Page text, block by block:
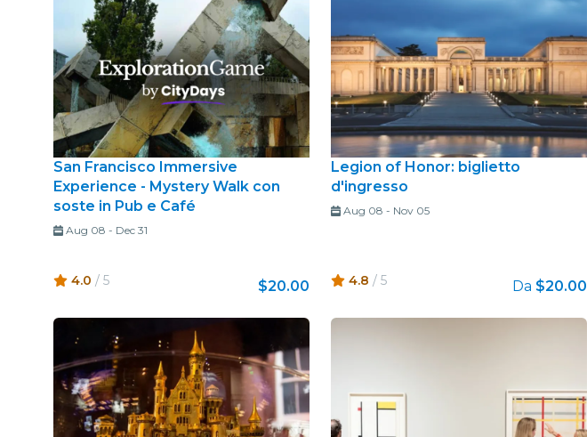
San Francisco Immersive
Experience - Mystery Walk con
soste in Pub e Café
Aug 08 - Dec 31
4.0 / 5 $20.00
Legion of Honor: biglietto
d'ingresso
Aug 08 - Nov 05
4.8 / 5 Da $20.00